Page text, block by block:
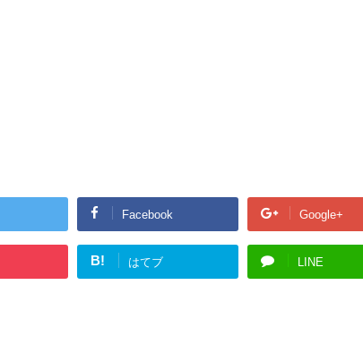
Facebook Google+
B! はてブ LINE